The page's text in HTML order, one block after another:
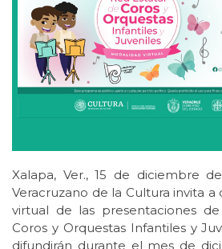
Xalapa, Ver., 15 de diciembre
Veracruzano de la Cultura invita a
virtual de las presentaciones
Coros y Orquestas Infantiles y
difundirán durante el mes de